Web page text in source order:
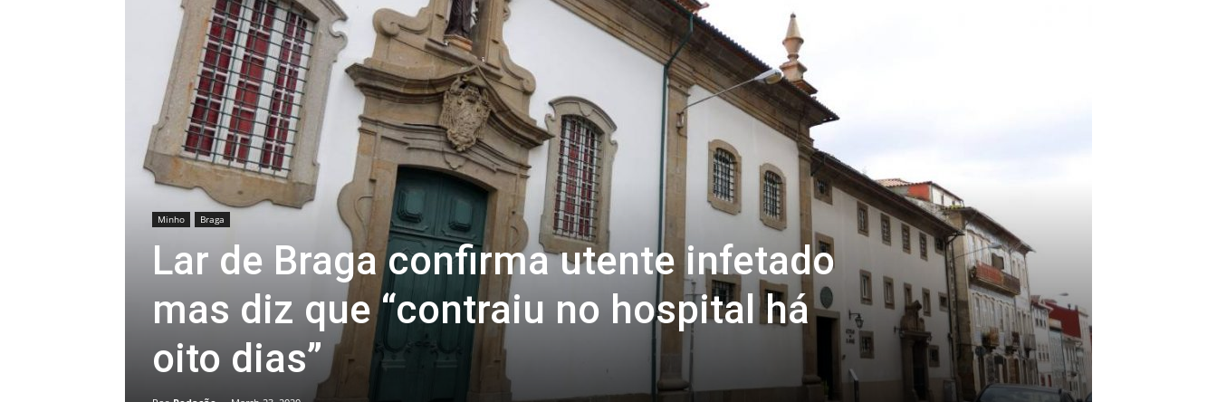
Minho Braga
Lar de Braga confirma utente infetado
mas diz que “contraiu no hospital há
oito dias”